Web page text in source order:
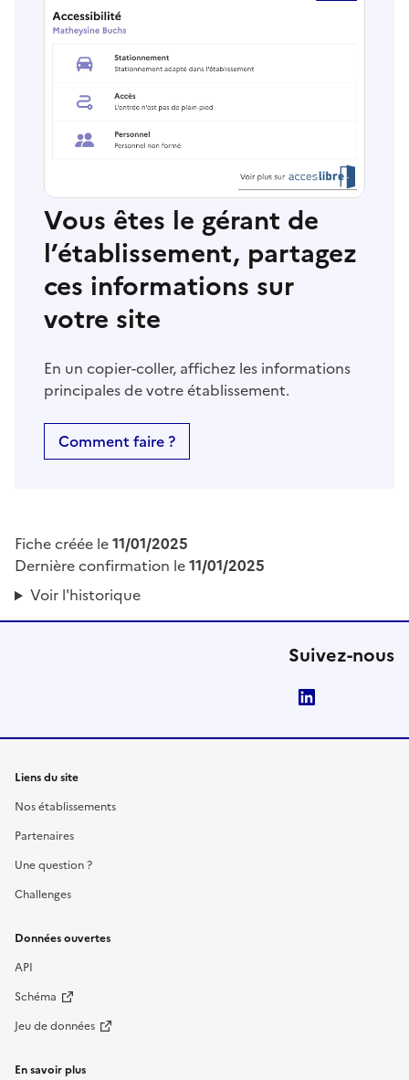
Vous êtes le gérant de
l’établissement, partagez
ces informations sur
votre site
En un copier-coller, affichez les informations
principales de votre établissement.
Comment faire ?
Fiche créée le11/01/2025
Dernière confirmation le11/01/2025
Voir l'historique
Suivez-nous
Liens du site
Nos établissements
Partenaires
Une question ?
Challenges
Données ouvertes
API
Schéma
Jeu de données
En savoir plus